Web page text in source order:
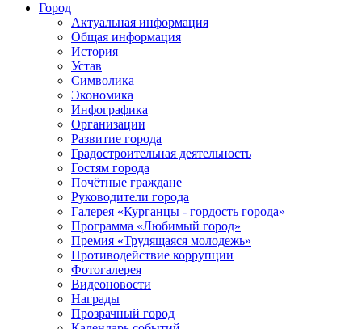
Город
Актуальная информация
Общая информация
История
Устав
Символика
Экономика
Инфографика
Организации
Развитие города
Градостроительная деятельность
Гостям города
Почётные граждане
Руководители города
Галерея «Курганцы - гордость города»
Программа «Любимый город»
Премия «Трудящаяся молодежь»
Противодействие коррупции
Фотогалерея
Видеоновости
Награды
Прозрачный город